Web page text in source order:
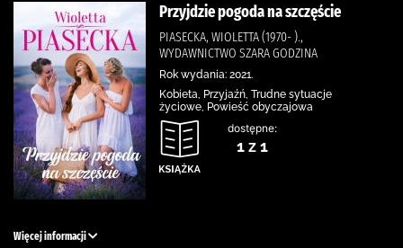
Przyjdzie pogoda na szczęście
PIASECKA, WIOLETTA (1970- ).,
WYDAWNICTWO SZARA GODZINA
Rok wydania: 2021.
Kobieta, Przyjaźń, Trudne sytuacje
życiowe, Powieść obyczajowa
dostępne:
1 z 1
Więcej informacji